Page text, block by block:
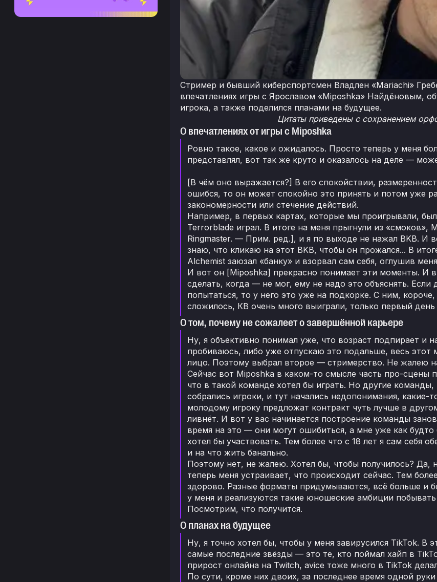
Стример и бывший киберспортсмен Владлен «Mariachi»
впечатлениях игры с Ярославом «Miposhka» Найдёновым,
игрока, а также поделился планами на будущее.
Цитаты приведены с сохранением
О впечатлениях от игры с Miposhka
Ровно такое, какое и ожидалось. Просто теперь у меня
представлял, вот так же круто и оказалось на деле —
[В чём оно выражается?] В его спокойствии,
ошибся, то он может спокойно это принять и потом уже
закономерности или стечение действий.
Например, в первых картах, которые мы проигрывали,
Terrorblade играл. В итоге на меня прыгнули из «смоков»,
Ringmaster. — Прим. ред.], и я по выходе не нажал BKB. И
знаю, что кликаю на этот BKB, чтобы он прожался... В
Alchemist заюзал «банку» и взорвал сам себя, оглушив
И вот он [Miposhka] прекрасно понимает эти моменты. И
сделать, когда — не мог, ему не надо это объяснять.
попытаться, то у него это уже на подкорке. С ним,
сложилось, КВ очень много выиграли, только первый день
О том, почему не сожалеет о завершённой карьере
Ну, я объективно понимал уже, что возраст подпирает и
пробиваюсь, либо уже отпускаю это подальше, весь
лицо. Поэтому выбрал второе — стримерство. Не жалею
Сейчас вот Miposhka в каком-то смысле часть про-
что в такой команде хотел бы играть. Но другие
собрались игроки, и тут начались недопонимания,
молодому игроку предложат контракт чуть лучше в
ливнёт. И вот у вас начинается построение команды
время на это — они могут ошибиться, а мне уже как
хотел бы участвовать. Тем более что с 18 лет я сам себя
и на что жить банально.
Поэтому нет, не жалею. Хотел бы, чтобы получилось? Да,
теперь меня устраивает, что происходит сейчас. Тем
здорово. Разные форматы придумываются, всё больше и
у меня и реализуются такие юношеские амбиции
Посмотрим, что получится.
О планах на будущее
Ну, я точно хотел бы, чтобы у меня завирусился TikTok. В
самые последние звёзды — это те, кто поймал хайп в
прирост онлайна на Twitch, avice тоже много в TikTok
По сути, кроме них двоих, за последнее время одной